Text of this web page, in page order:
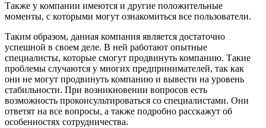
Также у компании имеются и другие положительные
моменты, с которыми могут ознакомиться все пользователи.
Таким образом, данная компания является достаточно
успешной в своем деле. В ней работают опытные
специалисты, которые смогут продвинуть компанию. Такие
проблемы случаются у многих предпринимателей, так как
они не могут продвинуть компанию и вывести на уровень
стабильности. При возникновении вопросов есть
возможность проконсультироваться со специалистами. Они
ответят на все вопросы, а также подробно расскажут об
особенностях сотрудничества.